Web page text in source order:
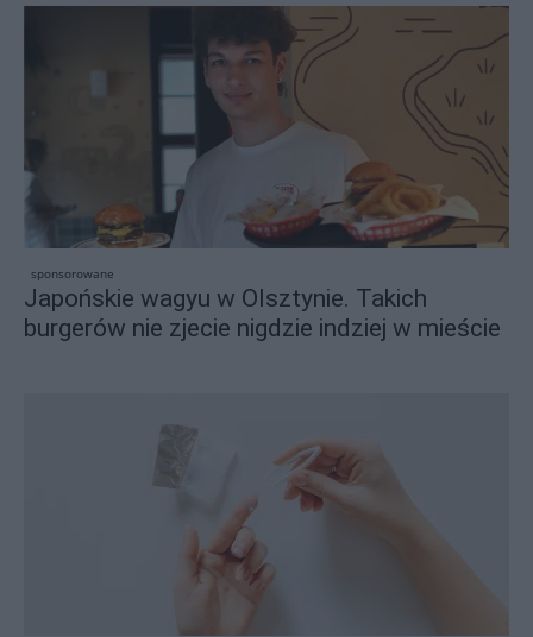
sponsorowane
Japońskie wagyu w Olsztynie. Takich
burgerów nie zjecie nigdzie indziej w mieście